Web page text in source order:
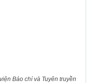
Báo chí và Tuyên truyền